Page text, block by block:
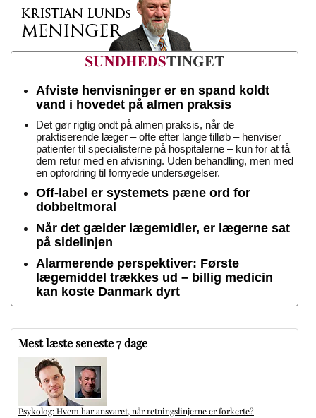
Afviste henvisninger er en spand koldt
vand i hovedet på almen praksis
Det gør rigtig ondt på almen praksis, når de
praktiserende læger – ofte efter lange tilløb – henviser
patienter til specialisterne på hospitalerne – kun for at få
dem retur med en afvisning. Uden behandling, men med
en opfordring til fornyede undersøgelser.
Off-label er systemets pæne ord for
dobbeltmoral
Når det gælder lægemidler, er lægerne sat
på sidelinjen
Alarmerende perspektiver: Første
lægemiddel trækkes ud – billig medicin
kan koste Danmark dyrt
Mest læste seneste 7 dage
Psykolog: Hvem har ansvaret, når retningslinjerne er forkerte?